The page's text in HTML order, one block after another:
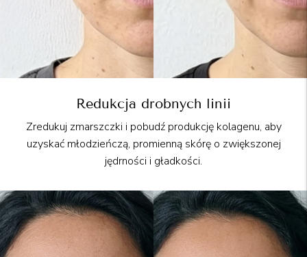
Redukcja drobnych linii
Zredukuj zmarszczki i pobudź produkcję kolagenu, aby
uzyskać młodzieńczą, promienną skórę o zwiększonej
jędrności i gładkości.